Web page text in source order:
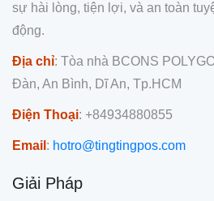
sự hài lòng, tiện lợi, và an toàn
động.
Địa chỉ: Tòa nhà BCONS
Đàn, An Bình, Dĩ An, Tp.HCM
Điện Thoại: +84934880855
Email : hotro@tingtingpos.com
Giải Pháp